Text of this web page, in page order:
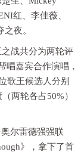
红、李佳薇、
夜。
战共分为两轮评
唱嘉宾合作演唱，
歌王候选人分别
两轮各占50%）
尔雷德强强联
》，拿下了首